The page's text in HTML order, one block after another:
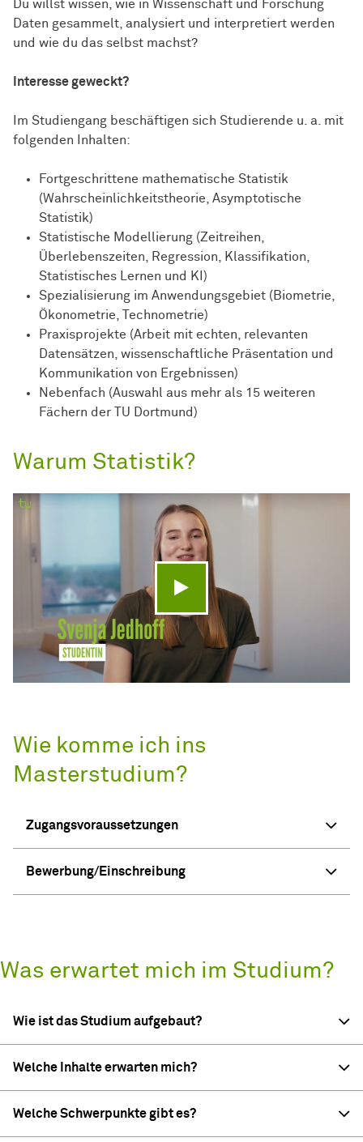
Du willst wissen, wie in Wissenschaft und Forschung
Daten gesammelt, analysiert und interpretiert werden
und wie du das selbst machst?
Interesse geweckt?
Im Studiengang beschäftigen sich Studierende u. a. mit
folgenden Inhalten:
Fortgeschrittene mathematische Statistik
(Wahrscheinlichkeitstheorie, Asymptotische
Statistik)
Statistische Modellierung (Zeitreihen,
Überlebenszeiten, Regression, Klassifikation,
Statistisches Lernen und KI)
Spezialisierung im Anwendungsgebiet (Biometrie,
Ökonometrie, Technometrie)
Praxisprojekte (Arbeit mit echten, relevanten
Datensätzen, wissenschaftliche Präsentation und
Kommunikation von Ergebnissen)
Nebenfach (Auswahl aus mehr als 15 weiteren
Fächern der TU Dortmund)
Warum Statistik?
Video abspielen
Wie komme ich ins
Masterstudium?
Zugangsvoraussetzungen
Bewerbung/Einschreibung
Was erwartet mich im Studium?
Wie ist das Studium aufgebaut?
Welche Inhalte erwarten mich?
Welche Schwerpunkte gibt es?